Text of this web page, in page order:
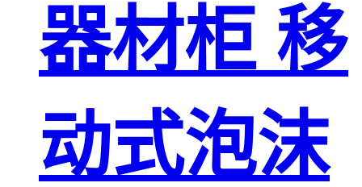
器材柜 移
动式泡沫